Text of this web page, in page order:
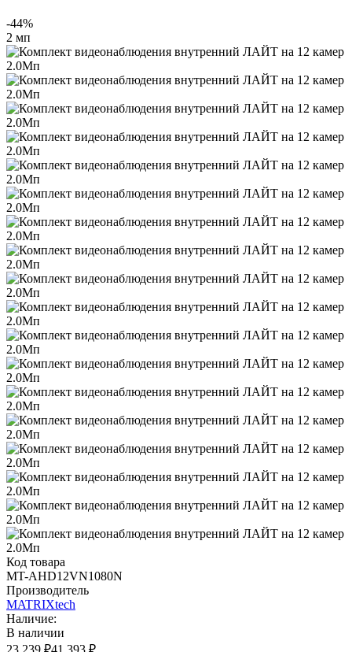
-44%
2 мп
Код товара
MT-AHD12VN1080N
Производитель
MATRIXtech
Наличие:
В наличии
23 239 ₽41 393 ₽